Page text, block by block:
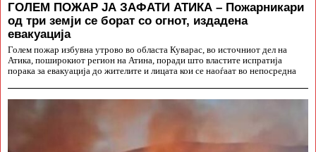
ГОЛЕМ ПОЖАР ЈА ЗАФАТИ АТИКА – Пожарникари
од три земји се борат со огнот, издадена
евакуација
Голем пожар избувна утрово во областа Куварас, во источниот дел на
Атика, поширокиот регион на Атина, поради што властите испратија
порака за евакуација до жителите и лицата кои се наоѓаат во непосредна